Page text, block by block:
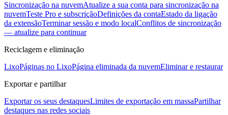
Sincronização na nuvemAtualize a sua conta para sincronização na
nuvemTeste Pro e subscriçãoDefinições da contaEstado da ligação
da extensãoTerminar sessão e modo localConflitos de sincronização
— atualize para continuar
Reciclagem e eliminação
LixoPáginas no LixoPágina eliminada da nuvemEliminar e restaurar
Exportar e partilhar
Exportar os seus destaquesLimites de exportação em massaPartilhar
destaques nas redes sociais